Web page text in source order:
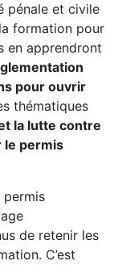
pénale et civile
formation pour
en apprendront
pour ouvrir
thématiques
la lutte contre
le permis
permis
de retenir les
C’est